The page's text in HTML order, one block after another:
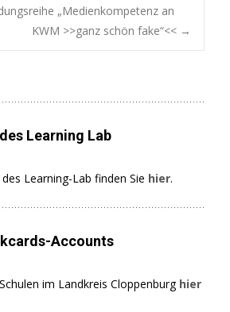
„Medienkompetenz an
KWM >>ganz schön fake“<< →
Learning Lab
Learning-Lab finden Sie hier.
Accounts
im Landkreis Cloppenburg hier